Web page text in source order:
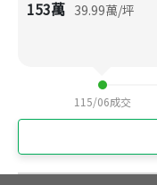
153萬 39.99萬/坪
115/06成交